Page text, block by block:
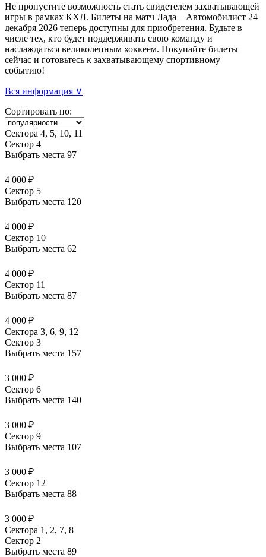
Не пропустите возможность стать свидетелем захватывающей
игры в рамках КХЛ. Билеты на матч Лада – Автомобилист 24
декабря 2026 теперь доступны для приобретения. Будьте в
числе тех, кто будет поддерживать свою команду и
наслаждаться великолепным хоккеем. Покупайте билеты
сейчас и готовьтесь к захватывающему спортивному
событию!
Вся информация ∨
Сортировать по:
Сектора 4, 5, 10, 11
Сектор 4
Выбрать места 97
4 000 ₽
Сектор 5
Выбрать места 120
4 000 ₽
Сектор 10
Выбрать места 62
4 000 ₽
Сектор 11
Выбрать места 87
4 000 ₽
Сектора 3, 6, 9, 12
Сектор 3
Выбрать места 157
3 000 ₽
Сектор 6
Выбрать места 140
3 000 ₽
Сектор 9
Выбрать места 107
3 000 ₽
Сектор 12
Выбрать места 88
3 000 ₽
Сектора 1, 2, 7, 8
Сектор 2
Выбрать места 89